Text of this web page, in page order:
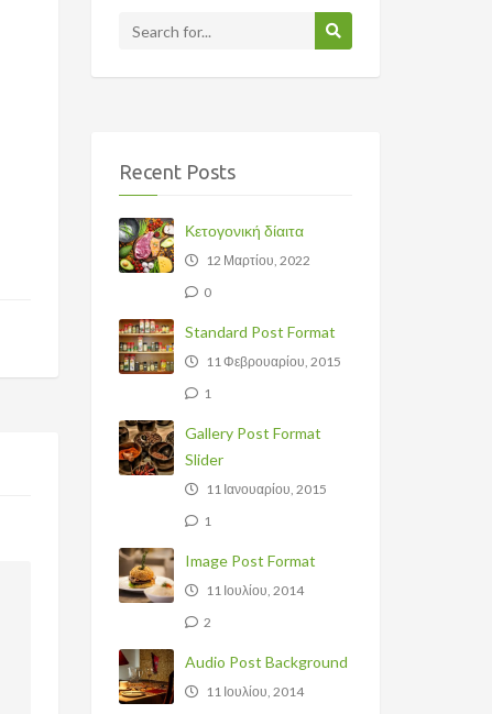
Recent Posts
Κετογονική δίαιτα
12 Μαρτίου, 2022
0
Standard Post Format
11 Φεβρουαρίου, 2015
1
Gallery Post Format
Slider
11 Ιανουαρίου, 2015
1
Image Post Format
11 Ιουλίου, 2014
2
Audio Post Background
11 Ιουλίου, 2014